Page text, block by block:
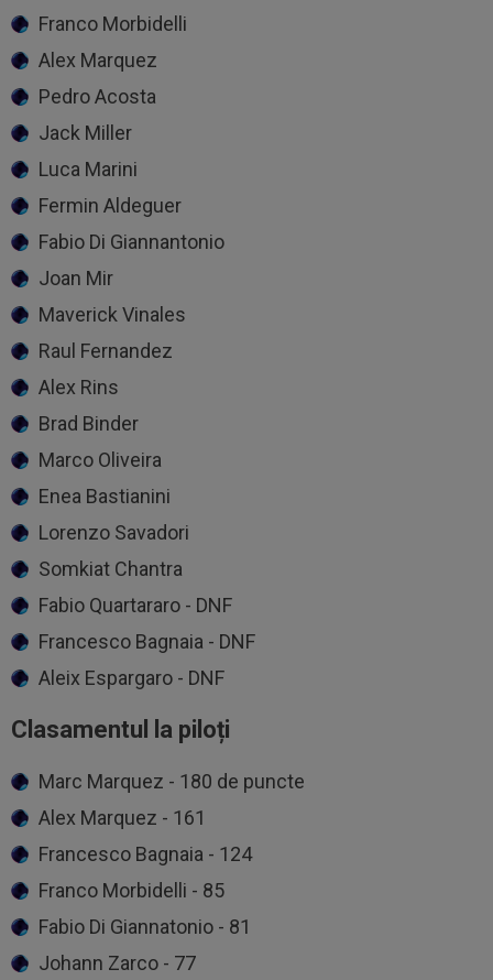
Franco Morbidelli
Alex Marquez
Pedro Acosta
Jack Miller
Luca Marini
Fermin Aldeguer
Fabio Di Giannantonio
Joan Mir
Maverick Vinales
Raul Fernandez
Alex Rins
Brad Binder
Marco Oliveira
Enea Bastianini
Lorenzo Savadori
Somkiat Chantra
Fabio Quartararo - DNF
Francesco Bagnaia - DNF
Aleix Espargaro - DNF
Clasamentul la piloți
Marc Marquez - 180 de puncte
Alex Marquez - 161
Francesco Bagnaia - 124
Franco Morbidelli - 85
Fabio Di Giannatonio - 81
Johann Zarco - 77